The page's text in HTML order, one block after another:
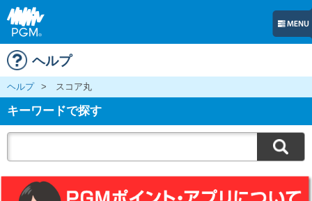
ヘルプ
ヘルプ > スコア丸
キーワードで探す